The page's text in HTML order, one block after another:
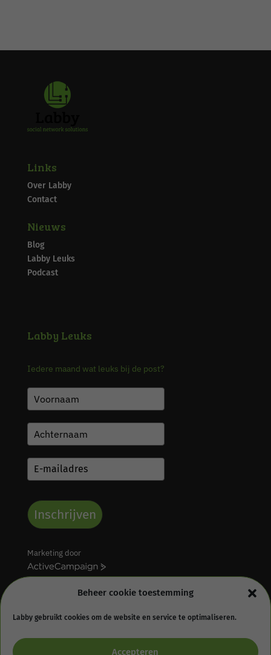
Beheer cookie toestemming
Labby gebruikt cookies om de website en service te optimaliseren.
Accepteren
Links
Over Labby
Contact
Nieuws
Blog
Labby Leuks
Podcast
Labby Leuks
Iedere maand wat leuks bij de post?
Inschrijven
Marketing door
A
c
v
C
Algemene voorwaarden
Retourbeleid
Privacy statement
Cookie Policy (EU)